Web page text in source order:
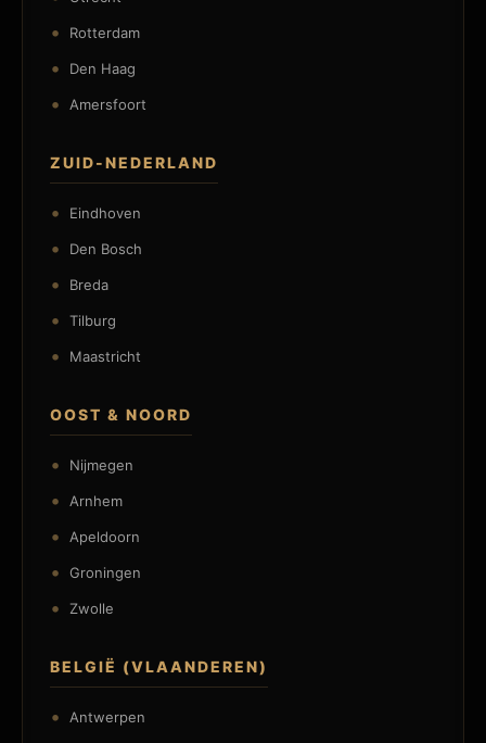
Rotterdam
Den Haag
Amersfoort
ZUID-NEDERLAND
Eindhoven
Den Bosch
Breda
Tilburg
Maastricht
OOST & NOORD
Nijmegen
Arnhem
Apeldoorn
Groningen
Zwolle
BELGIË (VLAANDEREN)
Antwerpen